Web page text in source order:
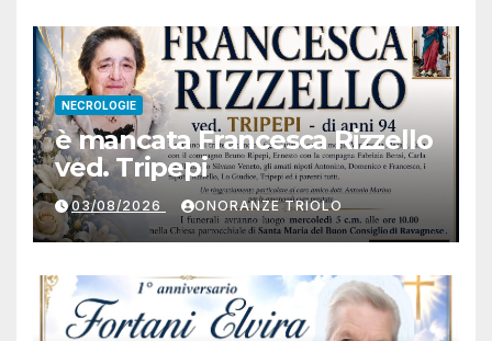
NECROLOGIE
è mancata Francesca Rizzello
ved. Tripepi
03/08/2026 ONORANZE TRIOLO